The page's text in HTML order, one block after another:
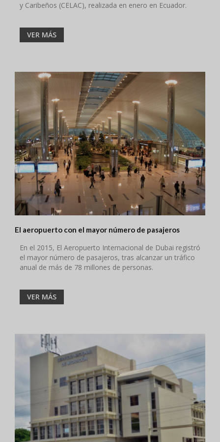
y Caribeños (CELAC), realizada en enero en Ecuador.
VER MÁS
El aeropuerto con el mayor número de pasajeros
En el 2015, El Aeropuerto Internacional de Dubai registró
el mayor número de pasajeros, tras alcanzar un tráfico
anual de más de 78 millones de personas.
VER MÁS